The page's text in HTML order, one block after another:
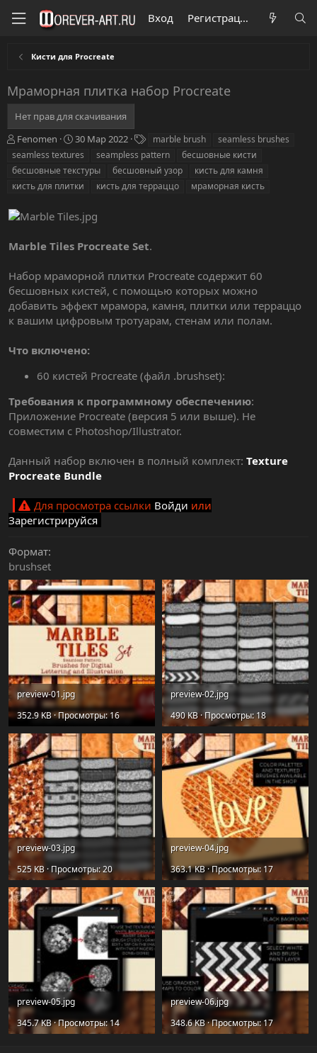
Вход Регистрация
Кисти для Procreate
Мраморная плитка набор Procreate
Нет прав для скачивания
А
в
т
о
р
Fenomen
Д
а
а
с
з
а
н
я
30 Мар 2022
е
и
marble brush
seamless brushes
seamless textures
seampless pattern
бесшовные кисти
бесшовные текстуры
бесшовный узор
кисть для камня
кисть для плитки
кисть для терраццо мраморная кисть
Marble Tiles Procreate Set.
Набор мраморной плитки Procreate содержит 60
бесшовных кистей, с помощью которых можно
добавить эффект мрамора, камня, плитки или терраццо
к вашим цифровым тротуарам, стенам или полам.
Что включено:
60 кистей Procreate (файл .brushset):
Требования к программному обеспечению:
Приложение Procreate (версия 5 или выше). Не
совместим с Photoshop/Illustrator.
Данный набор включен в полный комплект: Texture
Procreate Bundle
Для просмотра ссылки Войди или
Зарегистрируйся
Формат
brushset
preview-01.jpg
352.9 KB · Просмотры: 16
preview-02.jpg
490 KB · Просмотры: 18
preview-03.jpg
525 KB · Просмотры: 20
preview-04.jpg
363.1 KB · Просмотры: 17
preview-05.jpg
345.7 KB · Просмотры: 14
preview-06.jpg
348.6 KB · Просмотры: 17